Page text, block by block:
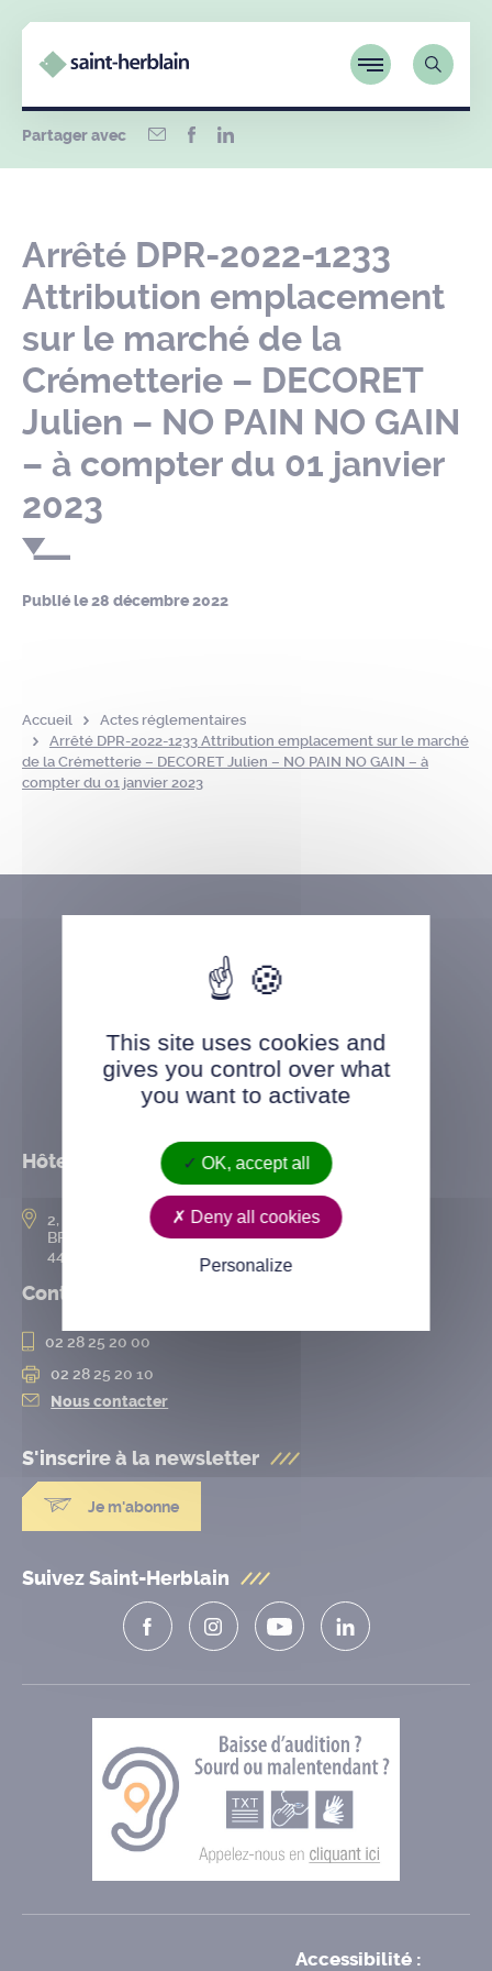
Partager avec
Arrêté DPR-2022-1233
Attribution emplacement
sur le marché de la
Crémetterie – DECORET
Julien – NO PAIN NO GAIN
– à compter du 01 janvier
2023
Publié le28 décembre 2022
Accueil
Actes réglementaires
Arrêté DPR-2022-1233 Attribution emplacement sur le marché
de la Crémetterie – DECORET Julien – NO PAIN NO GAIN – à
compter du 01 janvier 2023
Hôtel de ville
2, rue de l’Hôtel-de-Ville
BP 50167
44802 Saint-Herblain cedex
Contact
02 28 25 20 00
02 28 25 20 10
Nous contacter
S'inscrire à la newsletter
Je m'abonne
Suivez Saint-Herblain
Accessibilité :
This site uses cookies and
gives you control over what
you want to activate
OK, accept all
Deny all cookies
Personalize